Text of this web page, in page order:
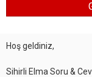
Hoş geldiniz,
Sihirli Elma Soru &